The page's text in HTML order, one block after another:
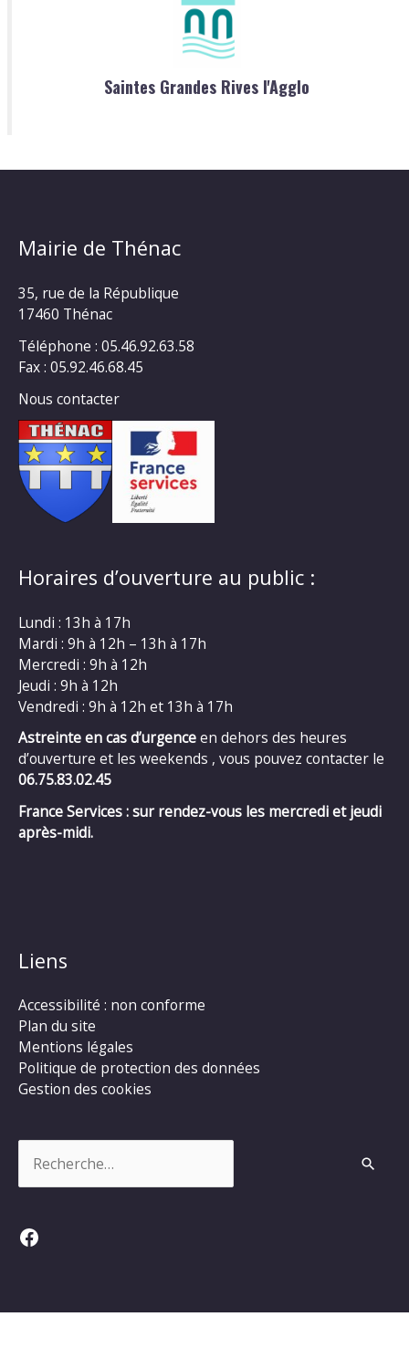
Saintes Grandes Rives l'Agglo
Mairie de Thénac
35, rue de la République
17460 Thénac
Téléphone : 05.46.92.63.58
Fax : 05.92.46.68.45
Nous contacter
Horaires d’ouverture au public :
Lundi : 13h à 17h
Mardi : 9h à 12h – 13h à 17h
Mercredi : 9h à 12h
Jeudi : 9h à 12h
Vendredi : 9h à 12h et 13h à 17h
Astreinte en cas d’urgenceen dehors des heures
d’ouverture et les weekends , vous pouvez contacter le
06.75.83.02.45
France Services : sur rendez-vous les mercredi et jeudi
après-midi.
Liens
Accessibilité : non conforme
Plan du site
Mentions légales
Politique de protection des données
Gestion des cookies
Facebook